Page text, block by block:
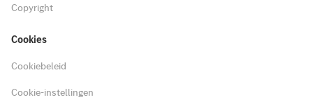
Copyright
Cookies
Cookiebeleid
Cookie-instellingen